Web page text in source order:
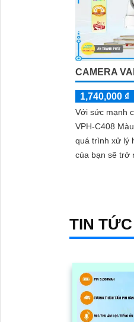
CAMERA
1,740,000 ₫
Với sức mạnh
VPH-C408
quá trình xử lý
của bạn sẽ trở
TIN